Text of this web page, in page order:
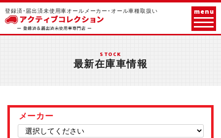
登録済･届出済未使用車オールメーカー･オール車種取扱い menu
STOCK
最新在庫車情報
メーカー